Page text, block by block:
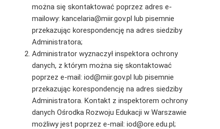
można się skontaktować poprzez adres e-
mailowy: kancelaria@miir.gov.pl lub pisemnie
przekazując korespondencję na adres siedziby
Administratora;
Administrator wyznaczył inspektora ochrony
danych, z którym można się skontaktować
poprzez e-mail: iod@miir.gov.pl lub pisemnie
przekazując korespondencję na adres siedziby
Administratora. Kontakt z inspektorem ochrony
danych Ośrodka Rozwoju Edukacji w Warszawie
możliwy jest poprzez e-mail: iod@ore.edu.pl;